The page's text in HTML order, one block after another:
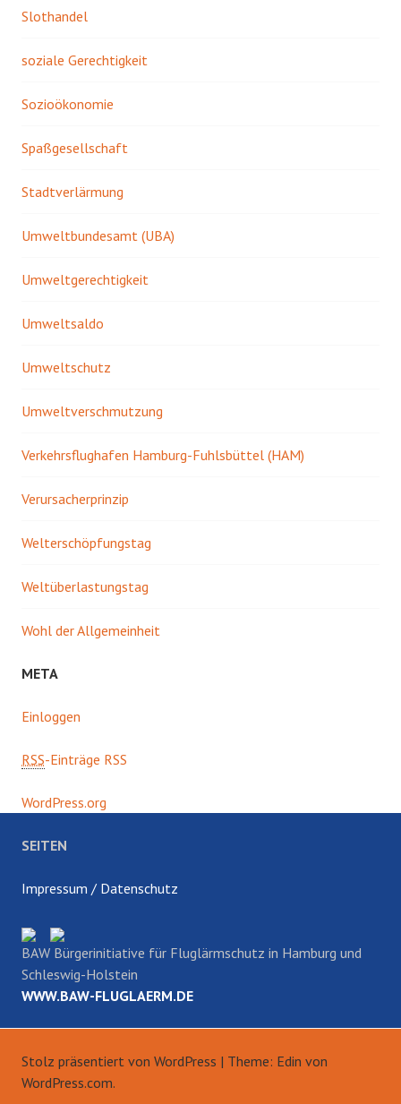
Slothandel
soziale Gerechtigkeit
Sozioökonomie
Spaßgesellschaft
Stadtverlärmung
Umweltbundesamt (UBA)
Umweltgerechtigkeit
Umweltsaldo
Umweltschutz
Umweltverschmutzung
Verkehrsflughafen Hamburg-Fuhlsbüttel (HAM)
Verursacherprinzip
Welterschöpfungstag
Weltüberlastungstag
Wohl der Allgemeinheit
META
Einloggen
RSS-Einträge RSS
WordPress.org
SEITEN
Impressum / Datenschutz
BAW Bürgerinitiative für Fluglärmschutz in Hamburg und
Schleswig-Holstein
WWW.BAW-FLUGLAERM.DE
Stolz präsentiert von WordPress | Theme: Edin von
WordPress.com.